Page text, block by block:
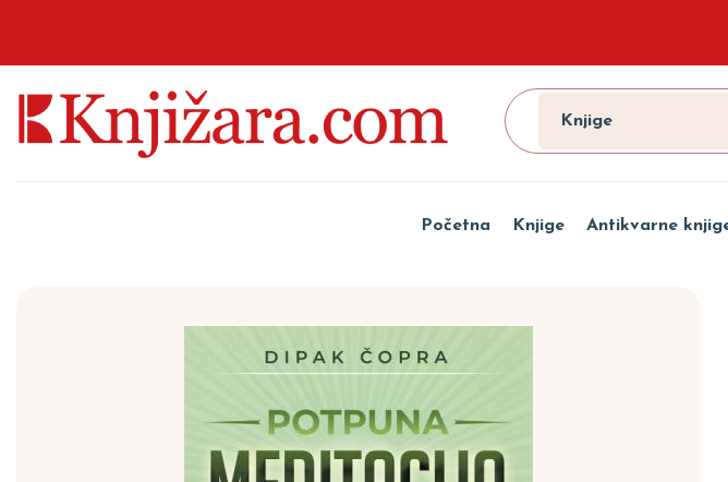
Knjige
Početna Knjige Antikvarne